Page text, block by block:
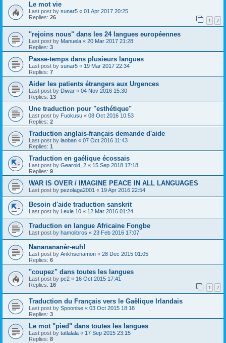
Le mot vie
Last post by sunar5 « 01 Apr 2017 20:25
Replies: 26 1 2
"rejoins nous" dans les 24 langues européennes
Last post by Manuela « 20 Mar 2017 21:28
Replies: 3
Passe-temps dans plusieurs langues
Last post by sunar5 « 19 Mar 2017 22:34
Replies: 7
Aider les patients étrangers aux Urgences
Last post by Diwar « 04 Nov 2016 15:30
Replies: 13
Une traduction pour "esthétique"
Last post by Fuokusu « 08 Oct 2016 10:53
Replies: 2
Traduction anglais-français demande d'aide
Last post by laoban « 07 Oct 2016 11:43
Replies: 1
Traduction en gaélique écossais
Last post by Gearoid_2 « 15 Sep 2018 17:18
Replies: 9
WAR IS OVER / IMAGINE PEACE IN ALL LANGUAGES
Last post by pezolaga2001 « 19 Apr 2016 22:54
Besoin d'aide traduction sanskrit
Last post by Lexie 10 « 12 Mar 2016 01:24
Traduction en langue Africaine Fongbe
Last post by hamolibros « 23 Feb 2016 17:07
Nananananèr-euh!
Last post by Ankhsenamon « 28 Dec 2015 01:05
Replies: 6
"coupez" dans toutes les langues
Last post by pc2 « 16 Oct 2015 17:41
Replies: 16 1 2
Traduction du Français vers le Gaëlique Irlandais
Last post by Spoonise « 03 Oct 2015 18:18
Replies: 3
Le mot "pied" dans toutes les langues
Last post by tatlalala « 17 Sep 2015 23:15
Replies: 8